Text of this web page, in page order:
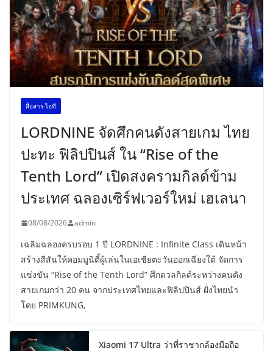
สื่อสาร-ไอที
LORDNINE จัดศึกคนดังสายเกม ไทย
ปะทะ ฟิลิปปินส์ ใน “Rise of the
Tenth Lord” เปิดสงครามกิลด์ข้าม
ประเทศ ฉลองเซิร์ฟเวอร์ใหม่ เฮเลนา
08/08/2026 admin
เฉลิมฉลองครบรอบ 1 ปี LORDNINE : Infinite Class เดินหน้า
สร้างสีสันให้คอมมูนิตี้ผู้เล่นในเอเชียตะวันออกเฉียงใต้ จัดการ
แข่งขัน “Rise of the Tenth Lord” ศึกดวลกิลด์ระหว่างคนดัง
สายเกมกว่า 20 คน จากประเทศไทยและฟิลิปปินส์ ฝั่งไทยนำ
โดย PRIMKUNG,
Xiaomi 17 Ultra ว่าที่ราชากล้องมือถือ